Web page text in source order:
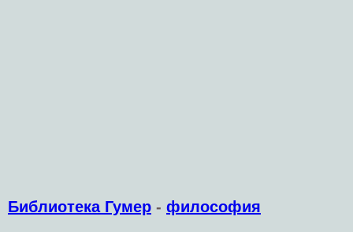
Библиотека Гумер - философия